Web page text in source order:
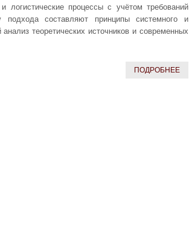
логистические процессы с учётом требований
составляют принципы системного и
теоретических источников и современных
ПОДРОБНЕЕ